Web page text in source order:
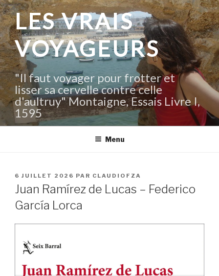
Aller
au
contenu
principal
LES VRAIS
VOYAGEURS
"Il faut voyager pour frotter et
lisser sa cervelle contre celle
d'aultruy" Montaigne, Essais Livre I,
1595
Menu
PUBLIÉ
LE
6 JUILLET 2026 PAR CLAUDIOFZA
Juan Ramírez de Lucas – Federico
García Lorca